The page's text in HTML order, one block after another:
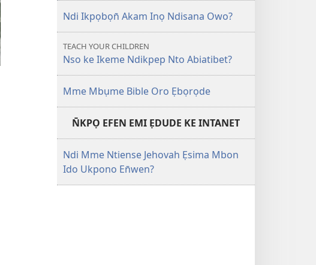
Ndi Ikpọbọn̄ Akam Inọ Ndisana Owo?
TEACH YOUR CHILDREN
Nso ke Ikeme Ndikpep Nto Abiatibet?
Mme Mbụme Bible Oro Ẹbọrọde
N̄KPỌ EFEN EMI ẸDUDE KE INTANET
Ndi Mme Ntiense Jehovah Ẹsima Mbon
Ido Ukpono En̄wen?